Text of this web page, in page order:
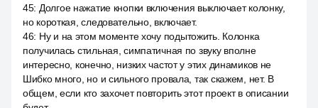
45: Долгое нажатие кнопки включения выключает колонку,
но короткая, следовательно, включает.
46: Ну и на этом моменте хочу подытожить. Колонка
получилась стильная, симпатичная по звуку вполне
интересно, конечно, низких частот у этих динамиков не
Шибко много, но и сильного провала, так скажем, нет. В
общем, если кто захочет повторить этот проект в описании